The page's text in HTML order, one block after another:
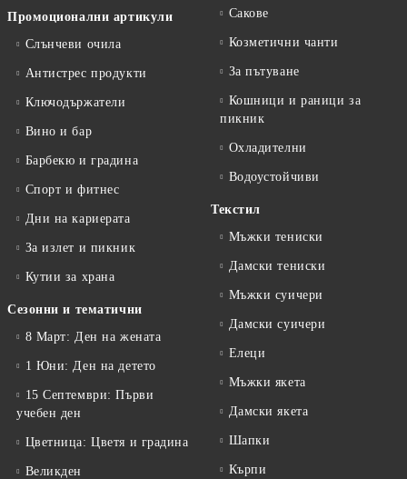
Промоционални артикули
Слънчеви очила
Антистрес продукти
Ключодържатели
Вино и бар
Барбекю и градина
Спорт и фитнес
Дни на кариерата
За излет и пикник
Кутии за храна
Сезонни и тематични
8 Март: Ден на жената
1 Юни: Ден на детето
15 Септември: Първи
учебен ден
Цветница: Цветя и градина
Великден
Сакове
Козметични чанти
За пътуване
Кошници и раници за
пикник
Охладителни
Водоустойчиви
Текстил
Мъжки тениски
Дамски тениски
Мъжки суичери
Дамски суичери
Елеци
Мъжки якета
Дамски якета
Шапки
Кърпи